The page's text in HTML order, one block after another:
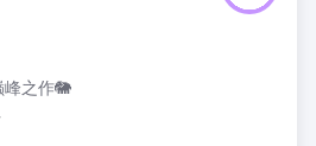
峰之作🐘